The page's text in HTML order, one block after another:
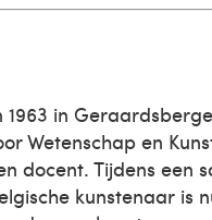
in
Wetenschap en
docent. Tijdens een
kunstenaar is